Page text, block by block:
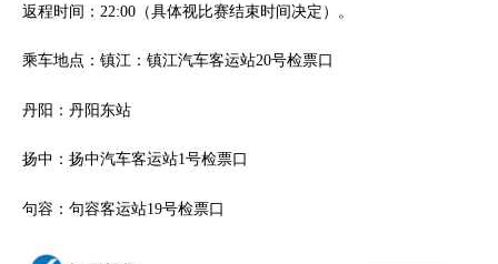
返程时间：22:00（具体视比赛结束时间决定）。
乘车地点：镇江：镇江汽车客运站20号检票口
丹阳：丹阳东站
扬中：扬中汽车客运站1号检票口
句容：句容客运站19号检票口